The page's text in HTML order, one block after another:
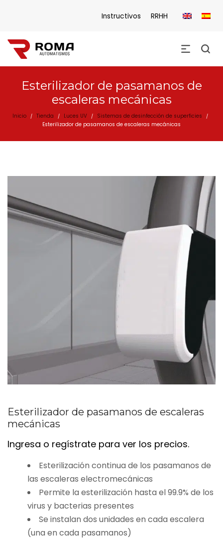
Instructivos RRHH
Esterilizador de pasamanos de
escaleras mecánicas
Inicio / Tienda / Luces UV / Sistemas de desinfección de superficies /
Esterilizador de pasamanos de escaleras mecánicas
Esterilizador de pasamanos de escaleras
mecánicas
Ingresa o regístrate para ver los precios.
Esterilización continua de los pasamanos de
las escaleras electromecánicas
Permite la esterilización hasta el 99.9% de los
virus y bacterias presentes
Se instalan dos unidades en cada escalera
(una en cada pasamanos)